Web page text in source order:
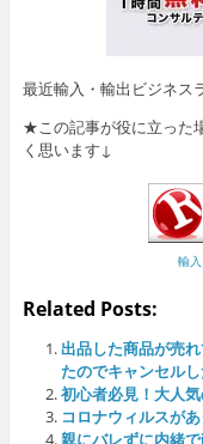
最近輸入・輸出ビジネス
★この記事が役に立った
く思います↓
輸
Related Posts:
出品した商品が売
たのでキャンセルし
初心者必見！大人
コロナウィルスが
親にバレずに内緒